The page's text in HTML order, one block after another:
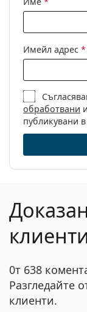
Пол:
Категория:
Марка:
Код:
Имейл адрес *
обработвани
публикувани
клиенти
0т 638
Разгледайте
клиенти.